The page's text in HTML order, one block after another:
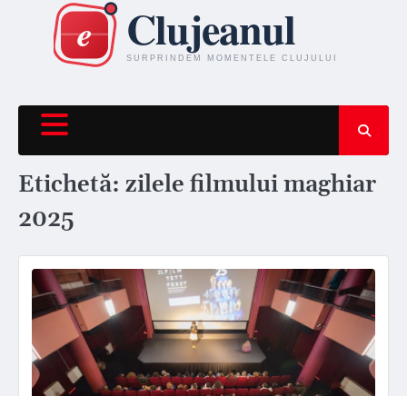
content
Etichetă: zilele filmului maghiar
2025